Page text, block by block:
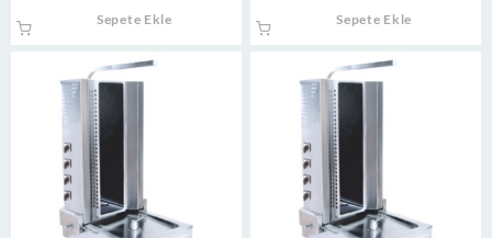
Sepete Ekle Sepete Ekle